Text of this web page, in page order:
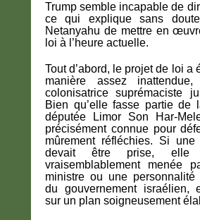
Trump semble incapable de
ce qui explique sans
Netanyahu de mettre en
loi à l’heure actuelle.
Tout d’abord, le projet de loi a
manière assez
colonisatrice suprémaciste
Bien qu’elle fasse partie de
députée Limor Son Har-
précisément connue pour
mûrement réfléchies. Si
devait être prise, elle
vraisemblablement menée
ministre ou une personnalité
du gouvernement israélien,
sur un plan soigneusement